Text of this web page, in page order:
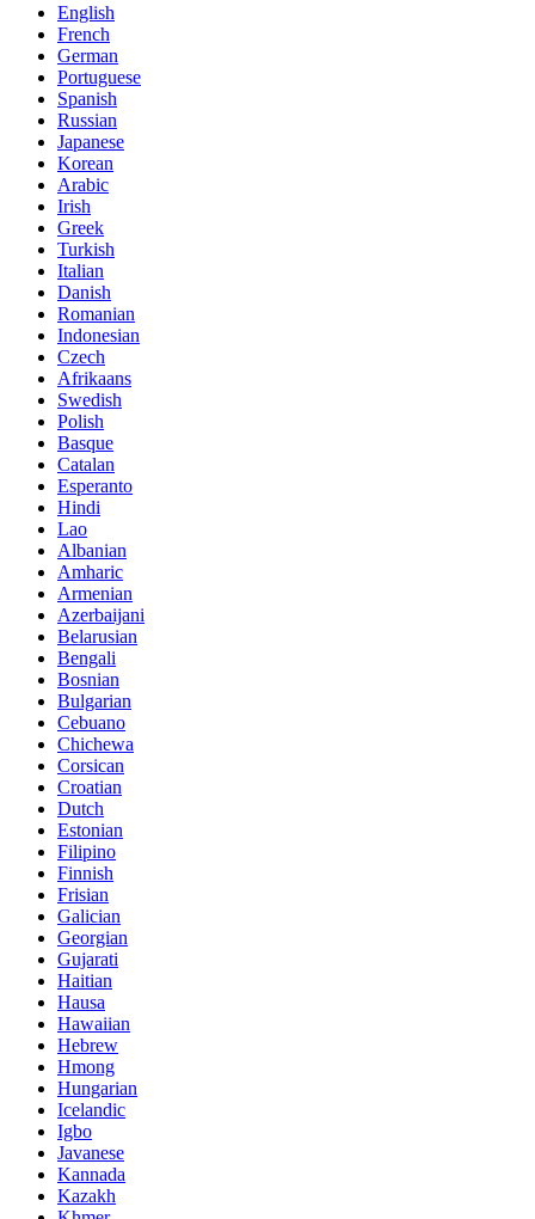
English
French
German
Portuguese
Spanish
Russian
Japanese
Korean
Arabic
Irish
Greek
Turkish
Italian
Danish
Romanian
Indonesian
Czech
Afrikaans
Swedish
Polish
Basque
Catalan
Esperanto
Hindi
Lao
Albanian
Amharic
Armenian
Azerbaijani
Belarusian
Bengali
Bosnian
Bulgarian
Cebuano
Chichewa
Corsican
Croatian
Dutch
Estonian
Filipino
Finnish
Frisian
Galician
Georgian
Gujarati
Haitian
Hausa
Hawaiian
Hebrew
Hmong
Hungarian
Icelandic
Igbo
Javanese
Kannada
Kazakh